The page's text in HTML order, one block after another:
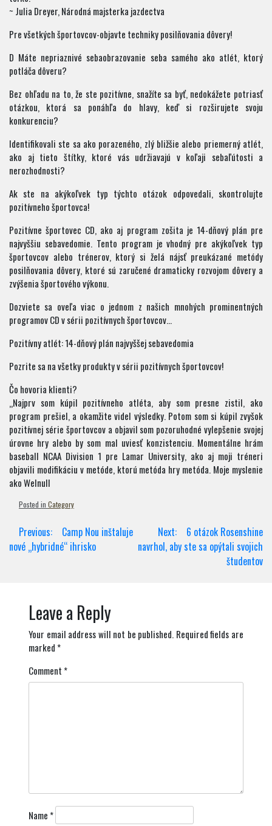
~ Julia Dreyer, Národná majsterka jazdectva
Pre všetkých športovcov-objavte techniky posilňovania dôvery!
D Máte nepriaznivé sebaobrazovanie seba samého ako atlét, ktorý
potláča dôveru?
Bez ohľadu na to, že ste pozitívne, snažíte sa byť, nedokážete potriasť
otázkou, ktorá sa ponáhľa do hlavy, keď si rozširujete svoju
konkurenciu?
Identifikovali ste sa ako porazeného, ​​zlý bližšie alebo priemerný atlét,
ako aj tieto štítky, ktoré vás udržiavajú v koľaji sebaľútosti a
nerozhodnosti?
Ak ste na akýkoľvek typ týchto otázok odpovedali, skontrolujte
pozitívneho športovca!
Pozitívne športovec CD, ako aj program zošita je 14-dňový plán pre
najvyššiu sebavedomie. Tento program je vhodný pre akýkoľvek typ
športovcov alebo trénerov, ktorý si želá nájsť preukázané metódy
posilňovania dôvery, ktoré sú zaručené dramaticky rozvojom dôvery a
zvýšenia športového výkonu.
Dozviete sa oveľa viac o jednom z našich mnohých prominentných
programov CD v sérii pozitívnych športovcov…
Pozitívny atlét: 14-dňový plán najvyššej sebavedomia
Pozrite sa na všetky produkty v sérii pozitívnych športovcov!
Čo hovoria klienti?
„Najprv som kúpil pozitívneho atléta, aby som presne zistil, ako
program prešiel, a okamžite videl výsledky. Potom som si kúpil zvyšok
pozitívnej série športovcov a objavil som pozoruhodné vylepšenie svojej
úrovne hry alebo by som mal uviesť konzistenciu. Momentálne hrám
baseball NCAA Division 1 pre Lamar University, ako aj moji tréneri
objavili modifikáciu v metóde, ktorú metóda hry metóda. Moje myslenie
ako Welnull
Posted in Category
Post
navigation
Previous:
Camp Nou inštaluje
nové „hybridné“ ihrisko
Next:
6 otázok Rosenshine
navrhol, aby ste sa opýtali svojich
študentov
Leave a Reply
Your email address will not be published. Required fields are
marked *
Comment *
Name *